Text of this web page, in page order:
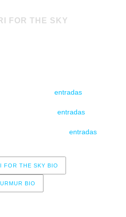
FOR THE SKY
entradas
entradas
entradas)
FOR THE SKY BIO
BIO